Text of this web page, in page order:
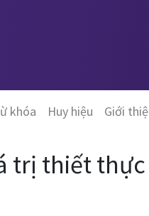
khóa Huy hiệu Giới
trị thiết thực